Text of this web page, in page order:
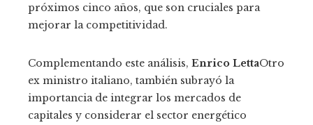
próximos cinco años, que son cruciales para
mejorar la competitividad.
Complementando este análisis, Enrico LettaOtro
ex ministro italiano, también subrayó la
importancia de integrar los mercados de
capitales y considerar el sector energético